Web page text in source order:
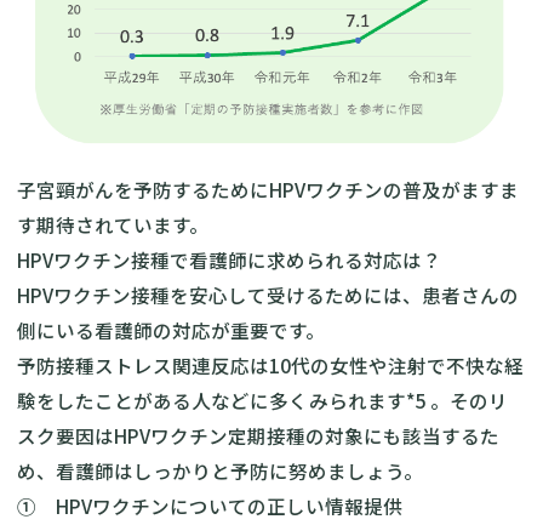
子宮頸がんを予防するためにHPVワクチンの普及がますま
す期待されています。
HPVワクチン接種で看護師に求められる対応は？
HPVワクチン接種を安心して受けるためには、患者さんの
側にいる看護師の対応が重要です。
予防接種ストレス関連反応は10代の女性や注射で不快な経
験をしたことがある人などに多くみられます*5 。そのリ
スク要因はHPVワクチン定期接種の対象にも該当するた
め、看護師はしっかりと予防に努めましょう。
① HPVワクチンについての正しい情報提供